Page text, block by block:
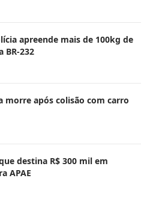
apreende mais de 100kg de
BR-232
morre após colisão com carro
destina R$ 300 mil em
APAE